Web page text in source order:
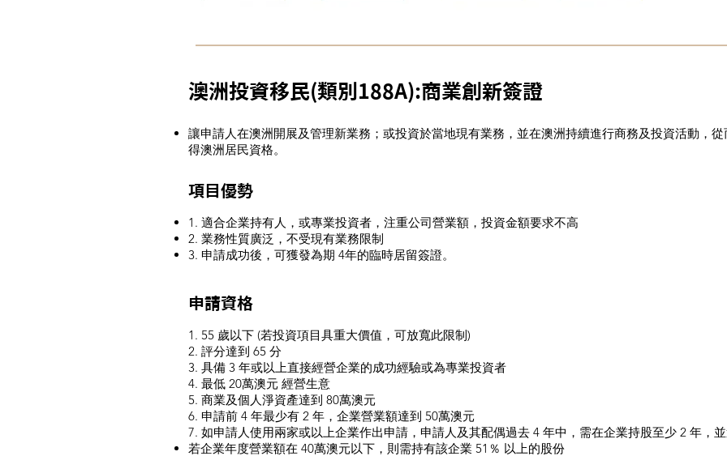
澳洲投資移民(類別188A):商業創新簽證
讓申請人在澳洲開展及管理新業務；或投資於當地現有業務，並在澳洲持續進行商務及投資活動，從
得澳洲居民資格。
項目優勢
1. 適合企業持有人，或專業投資者，注重公司營業額，投資金額要求不高
2. 業務性質廣泛，不受現有業務限制
3. 申請成功後，可獲發為期 4年的臨時居留簽證。
申請資格
1. 55 歲以下 (若投資項目具重大價值，可放寬此限制)
2. 評分達到 65 分
3. 具備 3 年或以上直接經營企業的成功經驗或為專業投資者
4. 最低 20萬澳元 經營生意
5. 商業及個人淨資產達到 80萬澳元
6. 申請前 4 年最少有 2 年，企業營業額達到 50萬澳元
7. 如申請人使用兩家或以上企業作出申請，申請人及其配偶過去 4 年中，需在企業持股至少 2 年，
若企業年度營業額在 40萬澳元以下，則需持有該企業 51％ 以上的股份